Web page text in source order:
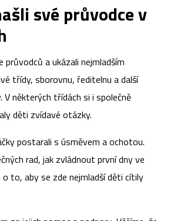
své průvodce v
průvodců a ukázali nejmladším
třídy, sborovnu, ředitelnu a další
některých třídách si i společně
děti zvídavé otázky.
postarali s úsměvem a ochotou.
rad, jak zvládnout první dny ve
to, aby se zde nejmladší děti cítily